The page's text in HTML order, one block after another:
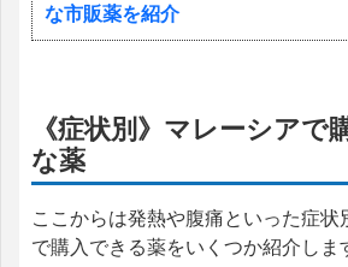
な市販薬を紹介
《症状別》マレーシアで
な薬
ここからは発熱や腹痛といった症状
で購入できる薬をいくつか紹介しま